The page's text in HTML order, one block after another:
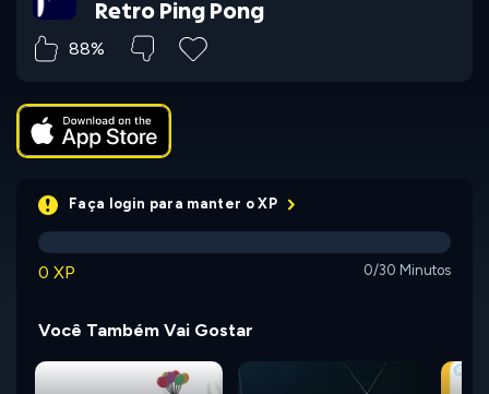
Retro Ping Pong
88%
Faça login para manter o XP
0 XP 0/30 Minutos
Você Também Vai Gostar